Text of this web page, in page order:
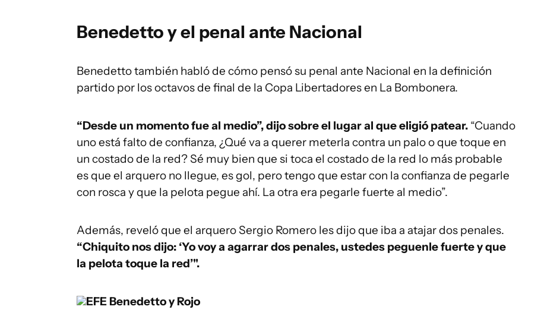
Benedetto y el penal ante Nacional
Benedetto también habló de cómo pensó su penal ante Nacional en la definición
partido por los octavos de final de la Copa Libertadores en La Bombonera.
“Desde un momento fue al medio”, dijo sobre el lugar al que eligió patear. “Cuando
uno está falto de confianza, ¿Qué va a querer meterla contra un palo o que toque en
un costado de la red? Sé muy bien que si toca el costado de la red lo más probable
es que el arquero no llegue, es gol, pero tengo que estar con la confianza de pegarle
con rosca y que la pelota pegue ahí. La otra era pegarle fuerte al medio”.
Además, reveló que el arquero Sergio Romero les dijo que iba a atajar dos penales.
“Chiquito nos dijo: ‘Yo voy a agarrar dos penales, ustedes peguenle fuerte y que
la pelota toque la red’".
EFE Benedetto y Rojo